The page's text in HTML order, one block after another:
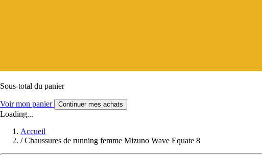
Sous-total du panier
Voir mon panier Continuer mes achats
Loading...
Accueil
/ Chaussures de running femme Mizuno Wave Equate 8